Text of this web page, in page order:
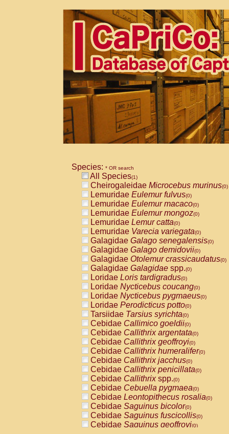
Species: * OR search
All Species(1)
Cheirogaleidae Microcebus murinus(0)
Lemuridae Eulemur fulvus(0)
Lemuridae Eulemur macaco(0)
Lemuridae Eulemur mongoz(0)
Lemuridae Lemur catta(0)
Lemuridae Varecia variegata(0)
Galagidae Galago senegalensis(0)
Galagidae Galago demidovii(0)
Galagidae Otolemur crassicaudatus(0)
Galagidae Galagidae spp.(0)
Loridae Loris tardigradus(0)
Loridae Nycticebus coucang(0)
Loridae Nycticebus pygmaeus(0)
Loridae Perodicticus potto(0)
Tarsiidae Tarsius syrichta(0)
Cebidae Callimico goeldii(0)
Cebidae Callithrix argentata(0)
Cebidae Callithrix geoffroyi(0)
Cebidae Callithrix humeralifer(0)
Cebidae Callithrix jacchus(0)
Cebidae Callithrix penicillata(0)
Cebidae Callithrixspp.(0)
Cebidae Cebuella pygmaea(0)
Cebidae Leontopithecus rosalia(0)
Cebidae Saguinus bicolor(0)
Cebidae Saguinus fuscicollis(0)
Cebidae Saguinus geoffroyi(0)